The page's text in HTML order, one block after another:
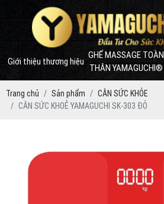
Giới thiệu thương hiệu
GHẾ MASSAGE TOÀN
THÂN YAMAGUCHI®
Trang chủ Sản phẩm
CÂN SỨC KHỎE
CÂN SỨC KHOẺ YAMAGUCHI SK-303 ĐỎ